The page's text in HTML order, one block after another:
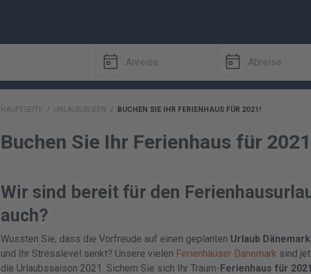
Anreise Abreise
HAUPTSEITE / URLAUBSIDEEN / BUCHEN SIE IHR FERIENHAUS FÜR 2021!
Buchen Sie Ihr Ferienhaus für
Wir sind bereit für den
auch?
Wussten Sie, dass die Vorfreude auf einen geplanten Urlaub Dänemark
und Ihr Stresslevel senkt? Unsere vielen Ferienhäuser Dänemark sind
die Urlaubssaison 2021. Sichern Sie sich Ihr Traum- Ferienhaus für 2021